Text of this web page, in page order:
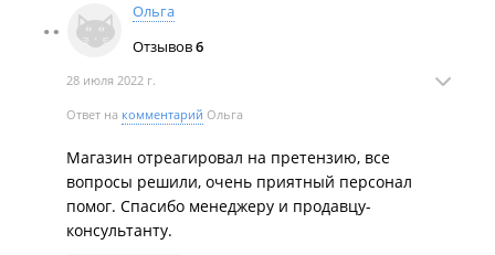
Ольга
Отзывов6
28 июля 2022 г.
Ответ на комментарий Ольга
Магазин отреагировал на претензию, все
вопросы решили, очень приятный персонал
помог. Спасибо менеджеру и продавцу-
консультанту.